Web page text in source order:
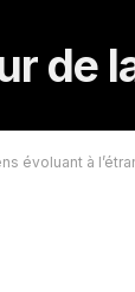
évoluant à